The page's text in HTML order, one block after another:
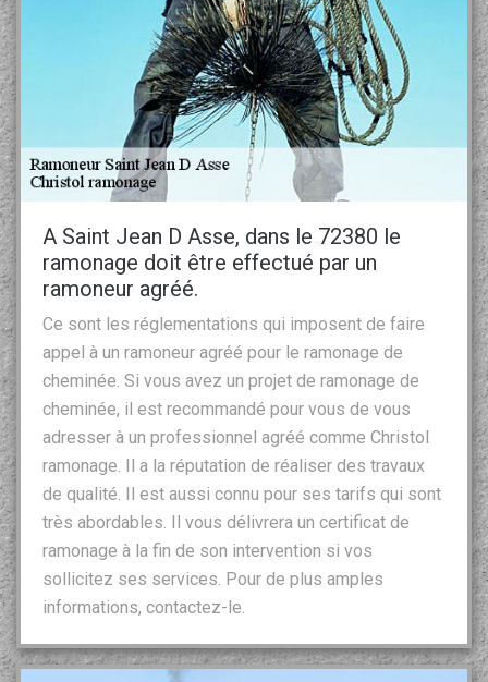
A Saint Jean D Asse, dans le 72380 le
ramonage doit être effectué par un
ramoneur agréé.
Ce sont les réglementations qui imposent de faire
appel à un ramoneur agréé pour le ramonage de
cheminée. Si vous avez un projet de ramonage de
cheminée, il est recommandé pour vous de vous
adresser à un professionnel agréé comme Christol
ramonage. Il a la réputation de réaliser des travaux
de qualité. Il est aussi connu pour ses tarifs qui sont
très abordables. Il vous délivrera un certificat de
ramonage à la fin de son intervention si vos
sollicitez ses services. Pour de plus amples
informations, contactez-le.